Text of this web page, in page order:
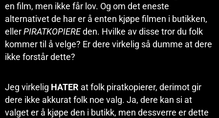
en film, men ikke får lov. Og om det eneste
alternativet de har er å enten kjøpe filmen i butikken,
ellerPIRATKOPIEREden. Hvilke av disse tror du folk
kommer til å velge? Er dere virkelig så dumme at dere
ikke forstår dette?
Jeg virkelig HATER at folk piratkopierer, derimot gir
dere ikke akkurat folk noe valg. Ja, dere kan si at
valget er å kjøpe den i butikk, men dessverre er dette